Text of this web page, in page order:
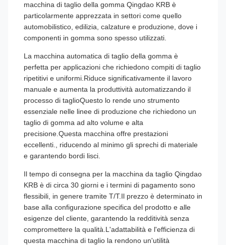
macchina di taglio della gomma Qingdao KRB è
particolarmente apprezzata in settori come quello
automobilistico, edilizia, calzature e produzione, dove i
componenti in gomma sono spesso utilizzati.
La macchina automatica di taglio della gomma è
perfetta per applicazioni che richiedono compiti di taglio
ripetitivi e uniformi.Riduce significativamente il lavoro
manuale e aumenta la produttività automatizzando il
processo di taglioQuesto lo rende uno strumento
essenziale nelle linee di produzione che richiedono un
taglio di gomma ad alto volume e alta
precisione.Questa macchina offre prestazioni
eccellenti., riducendo al minimo gli sprechi di materiale
e garantendo bordi lisci.
Il tempo di consegna per la macchina da taglio Qingdao
KRB è di circa 30 giorni e i termini di pagamento sono
flessibili, in genere tramite T/T.Il prezzo è determinato in
base alla configurazione specifica del prodotto e alle
esigenze del cliente, garantendo la redditività senza
compromettere la qualità.L'adattabilità e l'efficienza di
questa macchina di taglio la rendono un'utilità